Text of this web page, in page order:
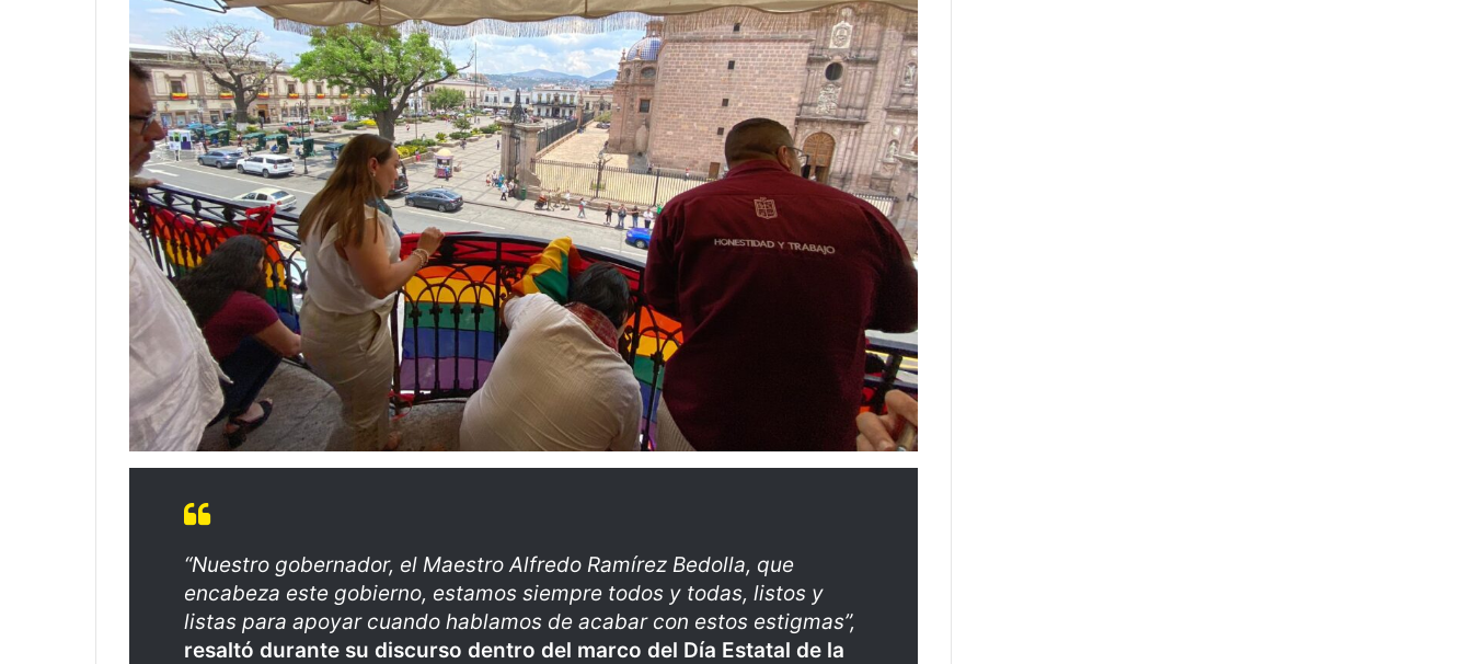
“Nuestro gobernador, el Maestro Alfredo Ramírez Bedolla, que
encabeza este gobierno, estamos siempre todos y todas, listos y
listas para apoyar cuando hablamos de acabar con estos estigmas”,
resaltó durante su discurso dentro del marco del Día Estatal de la